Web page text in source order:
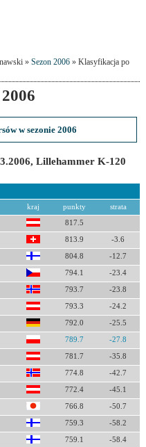
» Sezon 2006» Klasyfikacja po
w sezonie 2006
Lillehammer K-120
kraj punkty strata
817.5
813.9 -3.6
804.8 -12.7
794.1 -23.4
793.7 -23.8
793.3 -24.2
792.0 -25.5
789.7 -27.8
781.7 -35.8
774.8 -42.7
772.4 -45.1
766.8 -50.7
759.3 -58.2
759.1 -58.4